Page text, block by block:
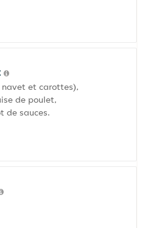
navet et carottes),
de poulet,
de sauces.